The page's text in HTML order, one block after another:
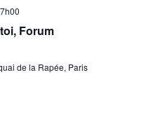
Forum
de la Rapée, Paris